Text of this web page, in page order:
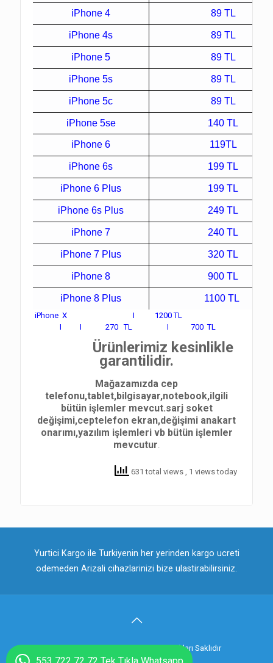
iPhone 4 89 TL
iPhone 4s 89 TL
iPhone 5 89 TL
iPhone 5s 89 TL
iPhone 5c 89 TL
iPhone 5se 140 TL
iPhone 6 119TL
iPhone 6s 199 TL
iPhone 6 Plus 199 TL
iPhone 6s Plus 249 TL
iPhone 7 240 TL
iPhone 7 Plus 320 TL
iPhone 8 900 TL
iPhone 8 Plus 1100 TL
iPhone X I 1200 TL
I I 270 TL I 700 TL
Ürünlerimiz kesinlikle
garantilidir.
Mağazamızda cep
telefonu,tablet,bilgisayar,notebook,ilgili
bütün işlemler mevcut.sarj soket
değişimi,ceptelefon ekran,değişimi anakart
onarımı,yazılım işlemleri vb bütün işlemler
mevcutur
631 total views , 1 views today
Yurtici Kargo ile Turkiyenin her yerinden kargo ucreti
odemeden Arizali cihazlarinizi bize ulastirabilirsiniz.
© 2018 Telefontamircin.net . Tüm Hakları Saklıdır